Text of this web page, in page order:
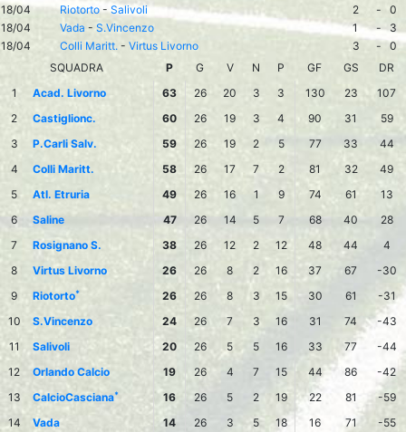
18/04
Riotorto-Salivoli 2 -
0
18/04
Vada - S.Vincenzo 1 -
3
18/04
Colli Maritt. - Virtus Livorno 3 -
0
SQUADRA
P G V N P GF GS
DR
1
Acad. Livorno 63 26 20 3 3 130 23
107
2
Castiglionc. 60 26 19 3 4 90 31
59
3
P.Carli Salv. 59 26 19 2 5 77 33
44
4
Colli Maritt. 58 26 17 7 2 81 32
49
5
Atl. Etruria 49 26 16 1 9 74 61
13
6
Saline 47 26 14 5 7 68 40
28
7
Rosignano S. 38 26 12 2 12 48 44
4
8
Virtus Livorno 26 26 8 2 16 37 67
-30
9
Riotorto* 26 26 8 3 15 30 61
-31
10
S.Vincenzo 24 26 7 3 16 31 74
-43
11
Salivoli 20 26 5 5 16 33 77
-44
12
Orlando Calcio 19 26 4 7 15 44 86
-42
13
CalcioCasciana* 16 26 5 2 19 22 81
-59
14
Vada 14 26 3 5 18 16 71 -55